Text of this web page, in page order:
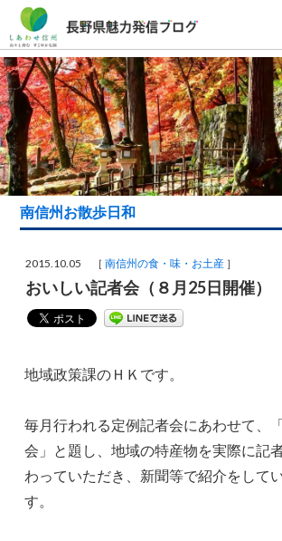
南信州お散歩日和
2015.10.05 ［南信州の食・味・お土産 ］
おいしい記者会（８月25日開催）
地域政策課のＨＫです。
毎月行われる定例記者会にあわせて、
会」と題し、地域の特産物を実際に記
わっていただき、新聞等で紹介をして
す。